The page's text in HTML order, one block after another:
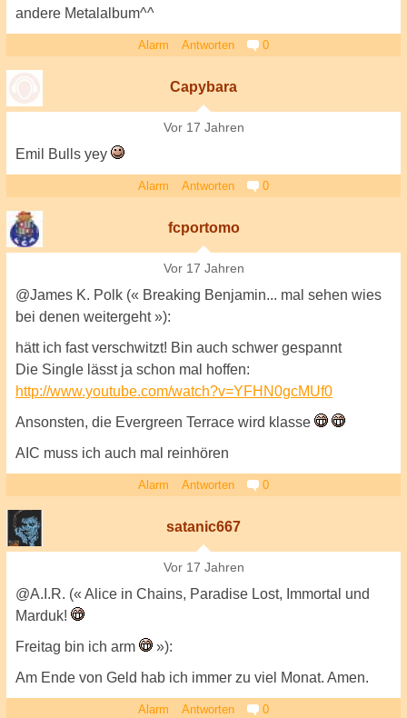
andere Metalalbum^^
Alarm Antworten 0
Capybara
Vor 17 Jahren
Emil Bulls yey
Alarm Antworten 0
fcportomo
Vor 17 Jahren
@James K. Polk (« Breaking Benjamin... mal sehen wies
bei denen weitergeht »):
hätt ich fast verschwitzt! Bin auch schwer gespannt
Die Single lässt ja schon mal hoffen:
http://www.youtube.com/watch?v=YFHN0gcMUf0
Ansonsten, die Evergreen Terrace wird klasse
AIC muss ich auch mal reinhören
Alarm Antworten 0
satanic667
Vor 17 Jahren
@A.I.R. (« Alice in Chains, Paradise Lost, Immortal und
Marduk!
Freitag bin ich arm
»):
Am Ende von Geld hab ich immer zu viel Monat. Amen.
Alarm Antworten 0